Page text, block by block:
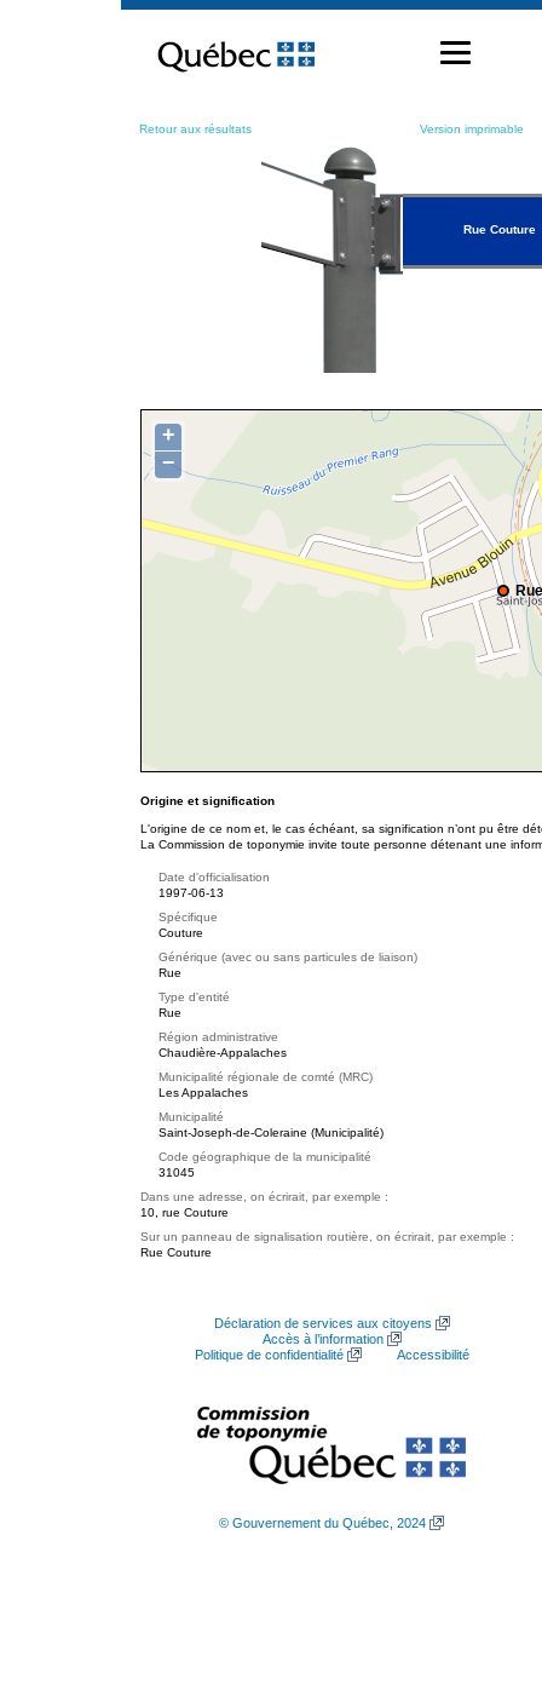
contenu
Retour aux résultats Version imprimable
Rue Couture
+
−
Origine et signification
L'origine de ce nom et, le cas échéant, sa signification n’ont pu être
La Commission de toponymie invite toute personne détenant une
Date d'officialisation
1997-06-13
Spécifique
Couture
Générique (avec ou sans particules de liaison)
Rue
Type d'entité
Rue
Région administrative
Chaudière-Appalaches
Municipalité régionale de comté (MRC)
Les Appalaches
Municipalité
Saint-Joseph-de-Coleraine (Municipalité)
Code géographique de la municipalité
31045
Dans une adresse, on écrirait, par exemple :
10, rue Couture
Sur un panneau de signalisation routière, on écrirait, par exemple :
Rue Couture
Déclaration de services aux citoyens
Accès à l’information
Politique de confidentialité
Accessibilité
© Gouvernement du Québec, 2024